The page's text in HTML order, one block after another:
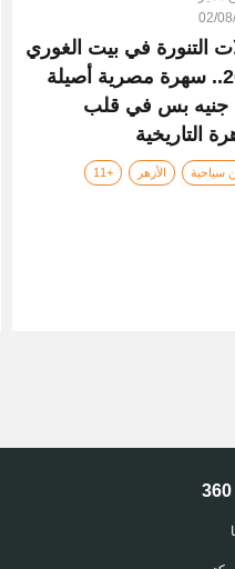
02/
التنورة في بيت الغوري
2026.. سهرة مصرية أصيلة
بـ15 جنيه بس في قلب
التاريخية
سياحية الأزهر +11